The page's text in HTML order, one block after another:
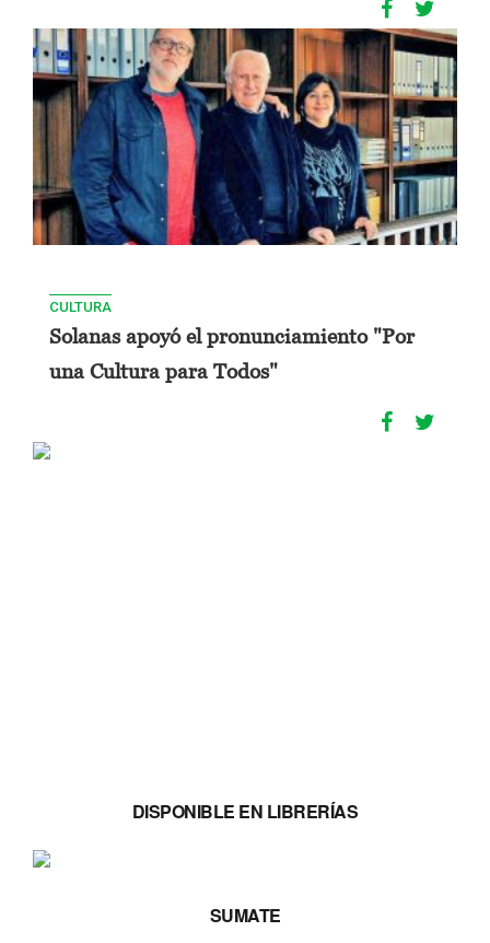
CULTURA
Solanas apoyó el pronunciamiento "Por
una Cultura para Todos"
DISPONIBLE EN LIBRERÍAS
SUMATE